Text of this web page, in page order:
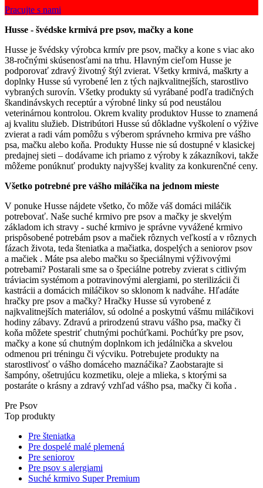
Pracujte s nami
Husse - švédske krmivá pre psov, mačky a kone
Husse je švédsky výrobca krmív pre psov, mačky a kone s viac ako
38-ročnými skúsenosťami na trhu. Hlavným cieľom Husse je
podporovať zdravý životný štýl zvierat. Všetky krmivá, maškrty a
doplnky Husse sú vyrobené len z tých najkvalitnejších, starostlivo
vybraných surovín. Všetky produkty sú vyrábané podľa tradičných
škandinávskych receptúr a výrobné linky sú pod neustálou
veterinárnou kontrolou. Okrem kvality produktov Husse to znamená
aj kvalitu služieb. Distribútori Husse sú dôkladne vyškolení o výžive
zvierat a radi vám pomôžu s výberom správneho krmiva pre vášho
psa, mačku alebo koňa. Produkty Husse nie sú dostupné v klasickej
predajnej sieti – dodávame ich priamo z výroby k zákazníkovi, takže
môžeme ponúknuť produkty najvyššej kvality za konkurenčné ceny.
Všetko potrebné pre vášho miláčika na jednom mieste
V ponuke Husse nájdete všetko, čo môže váš domáci miláčik
potrebovať. Naše suché krmivo pre psov a mačky je skvelým
základom ich stravy - suché krmivo je správne vyvážené krmivo
prispôsobené potrebám psov a mačiek rôznych veľkostí a v rôznych
fázach života, teda šteniatka a mačiatka, dospelých a seniorov psov
a mačiek . Máte psa alebo mačku so špeciálnymi výživovými
potrebami? Postarali sme sa o špeciálne potreby zvierat s citlivým
tráviacim systémom a potravinovými alergiami, po sterilizácii či
kastrácii a domácich miláčikov so sklonom k nadváhe. Hľadáte
hračky pre psov a mačky? Hračky Husse sú vyrobené z
najkvalitnejších materiálov, sú odolné a poskytnú vášmu miláčikovi
hodiny zábavy. Zdravú a prirodzenú stravu vášho psa, mačky či
koňa môžete spestriť chutnými pochúťkami. Pochúťky pre psov,
mačky a kone sú chutným doplnkom ich jedálnička a skvelou
odmenou pri tréningu či výcviku. Potrebujete produkty na
starostlivosť o vášho domáceho maznáčika? Zaobstarajte si
šampóny, ošetrujúcu kozmetiku, oleje a mlieka, s ktorými sa
postaráte o krásny a zdravý vzhľad vášho psa, mačky či koňa .
Pre Psov
Top produkty
Pre šteniatka
Pre dospelé malé plemená
Pre seniorov
Pre psov s alergiami
Suché krmivo Super Premium